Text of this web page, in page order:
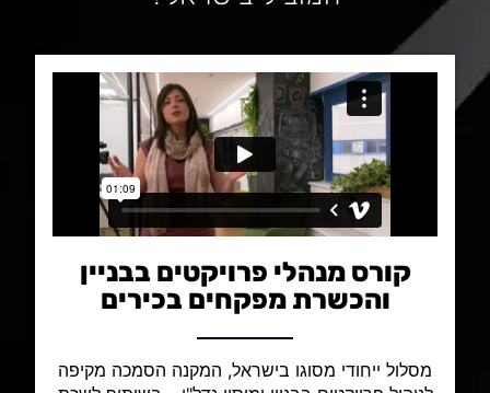
קורס מנהלי פרויקטים בבניין
והכשרת מפקחים בכירים
מסלול ייחודי מסוגו בישראל, המקנה הסמכה מקיפה